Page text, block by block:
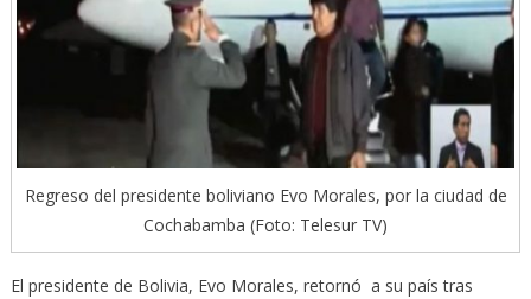
Regreso del presidente boliviano Evo Morales, por la ciudad de
Cochabamba (Foto: Telesur TV)
El presidente de Bolivia, Evo Morales, retornó a su país tras